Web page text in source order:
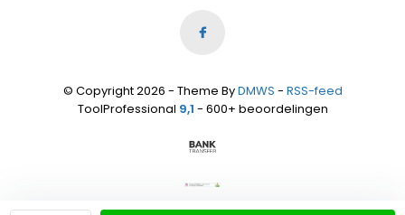
© Copyright 2026 - Theme ByDMWS - RSS-feed
ToolProfessional 9,1 - 600+ beoordelingen